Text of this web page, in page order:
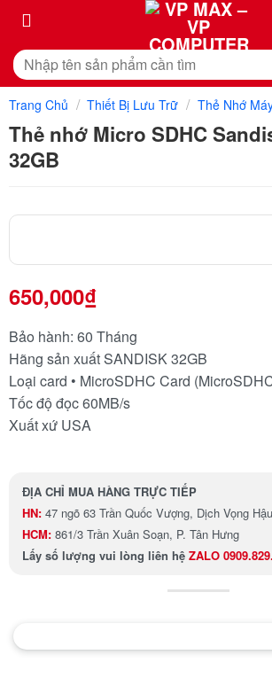
Skip
content
Tìm
kiếm:
Trang Chủ / Thiết Bị Lưu Trữ / Thẻ Nhớ
Thẻ nhớ Micro SDHC
32GB
650,000₫
Bảo hành: 60 Tháng
Hãng sản xuất SANDISK 32GB
Loại card • MicroSDHC Card
Tốc độ đọc 60MB/s
Xuất xứ USA
ĐỊA CHỈ MUA HÀNG TRỰC TIẾP
HN:47 ngõ 63 Trần Quốc Vượng, Dịch Vọng
HCM: 861/3 Trần Xuân Soạn, P. Tân Hưng
Lấy số lượng vui lòng liên hệ ZALO